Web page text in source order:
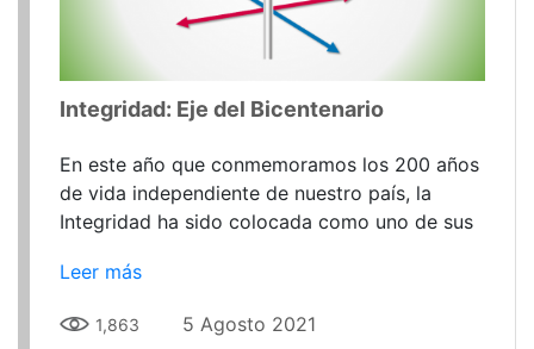
Integridad: Eje del Bicentenario
En este año que conmemoramos los 200 años
de vida independiente de nuestro país, la
Integridad ha sido colocada como uno de sus
Leer más
1,863 5 Agosto 2021